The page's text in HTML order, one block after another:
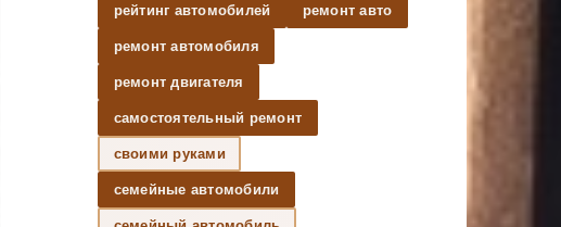
рейтинг автомобилей ремонт авто
ремонт автомобиля
ремонт двигателя
самостоятельный ремонт
своими руками
семейные автомобили